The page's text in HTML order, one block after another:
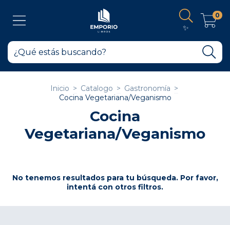
✨
0
Inicio > Catalogo > Gastronomía >
Cocina Vegetariana/Veganismo
Cocina
Vegetariana/Veganismo
No tenemos resultados para tu búsqueda. Por favor,
intentá con otros filtros.